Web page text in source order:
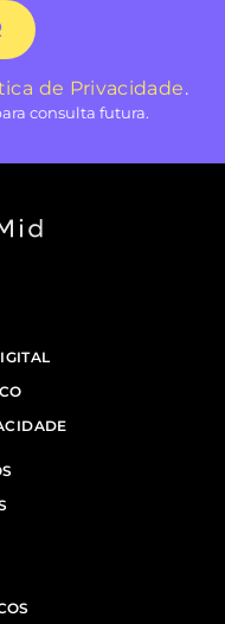
de Privacidade.
consulta futura.